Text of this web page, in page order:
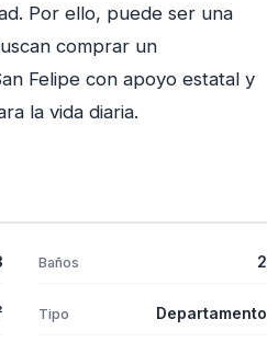
Por ello, puede ser una
comprar un
Felipe con apoyo estatal y
la vida diaria.
Baños 2
Tipo Departamento